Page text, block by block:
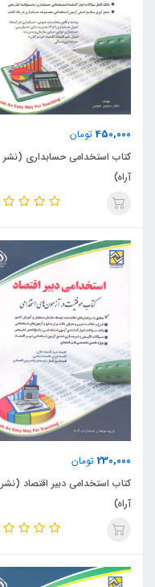
450,000تومان
کتاب استخدامی حسابداری (نشر
آراه)
230,000 تومان
کتاب استخدامی دبیر اقتصاد (نشر
آراه)